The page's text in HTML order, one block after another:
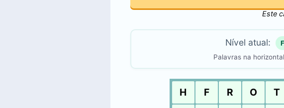
Este
Nível atual:
Palavras na
H F R O T